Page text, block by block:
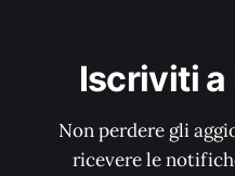
Iscriviti
Non perdere gli
ricevere le